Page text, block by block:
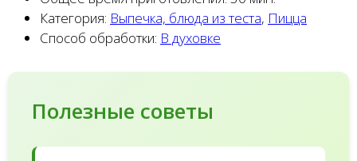
Категория: Выпечка, блюда из теста, Пицца
Способ обработки: В духовке
Полезные советы